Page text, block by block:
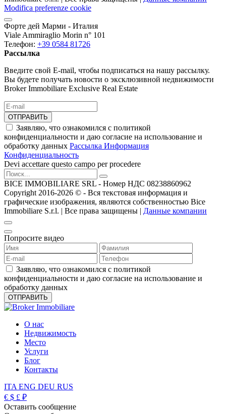
Modifica preferenze cookie
Форте дей Марми - Италия
Viale Ammiraglio Morin n° 101
Телефон: +39 0584 81726
Рассылка
Введите свой E-mail, чтобы подписаться на нашу рассылку.
Вы будете получать новости о эксклюзивной недвижимости
Broker Immobiliare Exclusive Real Estate
ОТПРАВИТЬ
Заявляю, что ознакомился с политикой
конфиденциальности и даю согласие на использование и
обработку данных Рассылка Информация
Конфиденциальность
Devi accettare questo campo per procedere
BICE IMMOBILIARE SRL - Номер НДС 08238860962
Copyright 2016-2026 ©️ - Вся текстовая информация и
графические изображения, являются собственностью Bice
Immobiliare S.r.l. | Все права защищены | Данные компании
Попросите видео
Заявляю, что ознакомился с политикой
конфиденциальности и даю согласие на использование и
обработку данных
О нас
Недвижимость
Место
Услуги
Блог
Контакты
ITA ENG DEU RUS
€ $ £ ₽
Оставить сообщение